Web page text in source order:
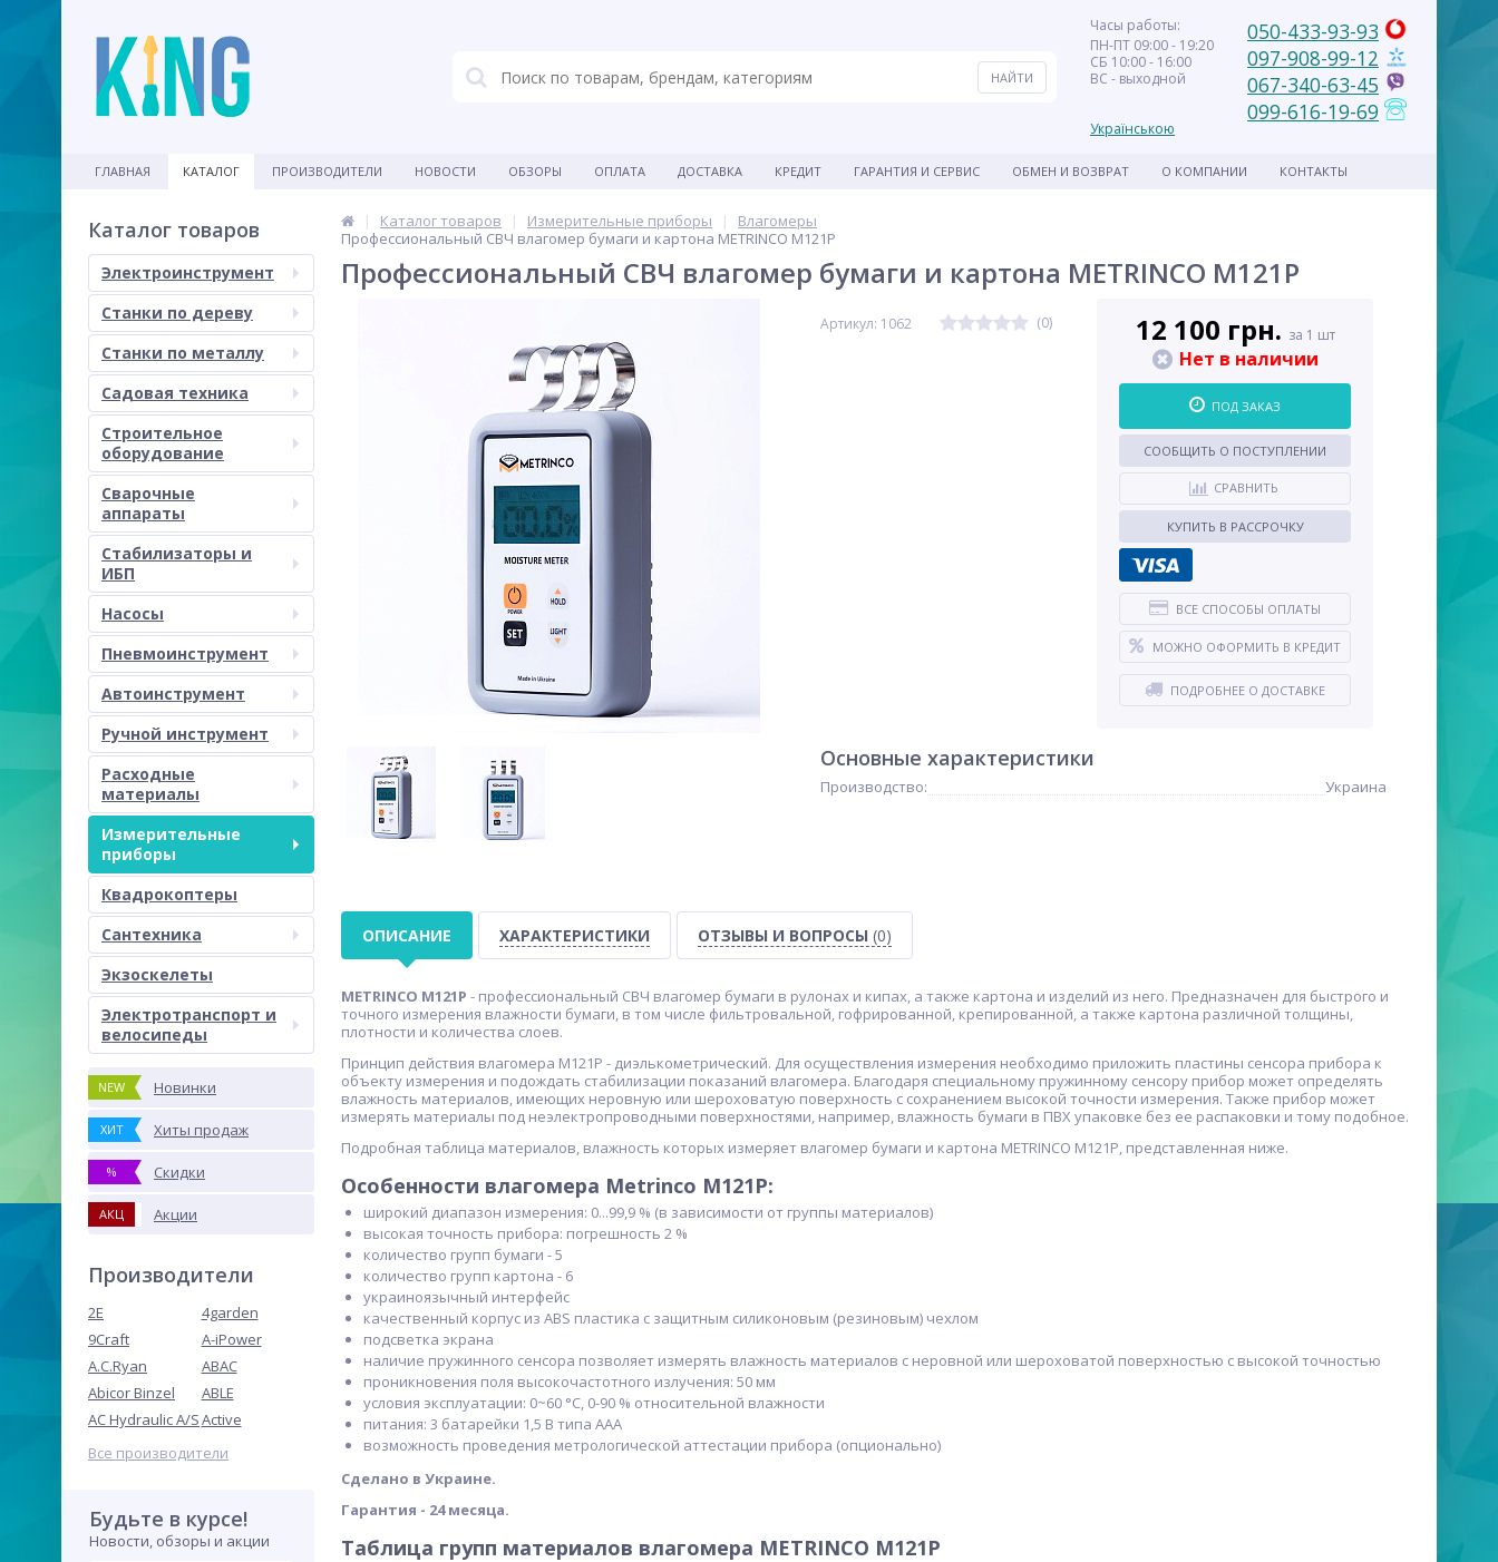
Часы работы:
ПН-ПТ 09:00 - 19:20
СБ 10:00 - 16:00
ВС - выходной
Українською
050-433-93-93
097-908-99-12
067-340-63-45
099-616-19-69
ГЛАВНАЯ КАТАЛОГ ПРОИЗВОДИТЕЛИ НОВОСТИ ОБЗОРЫ ОПЛАТА ДОСТАВКА КРЕДИТ ГАРАНТИЯ И СЕРВИС ОБМЕН И ВОЗВРАТ О КОМПАНИИ КОНТАКТЫ
Каталог товаров
Электроинструмент
Станки по дереву
Станки по металлу
Садовая техника
Строительное
оборудование
Сварочные
аппараты
Стабилизаторы и
ИБП
Насосы
Пневмоинструмент
Автоинструмент
Ручной инструмент
Расходные
материалы
Измерительные
приборы
Квадрокоптеры
Сантехника
Экзоскелеты
Электротранспорт и
велосипеды
NEW Новинки
ХИТ Хиты продаж
% Скидки
АКЦ Акции
Производители
2E
4garden
9Craft
A-iPower
A.C.Ryan
ABAC
Abicor Binzel
ABLE
AC Hydraulic A/SActive
Все производители
Будьте в курсе!
Новости, обзоры и акции
Каталог товаров Измерительные приборы
Влагомеры
Профессиональный СВЧ влагомер бумаги и картона METRINCO M121P
Профессиональный СВЧ влагомер бумаги и картона METRINCO M121P
Артикул: 1062 (0) 12 100 грн. за 1 шт
Нет в наличии
ПОД ЗАКАЗ
СООБЩИТЬ О ПОСТУПЛЕНИИ
СРАВНИТЬ
КУПИТЬ В РАССРОЧКУ
ВСЕ СПОСОБЫ ОПЛАТЫ
МОЖНО ОФОРМИТЬ В КРЕДИТ
ПОДРОБНЕЕ О ДОСТАВКЕ
Основные характеристики
Производство: Украина
ОПИСАНИЕ ХАРАКТЕРИСТИКИ ОТЗЫВЫ И ВОПРОСЫ (0)
METRINCO M121P - профессиональный СВЧ влагомер бумаги в рулонах и кипах, а также картона и изделий из него. Предназначен для быстрого и
точного измерения влажности бумаги, в том числе фильтровальной, гофрированной, крепированной, а также картона различной толщины,
плотности и количества слоев.
Принцип действия влагомера M121P - диэлькометрический. Для осуществления измерения необходимо приложить пластины сенсора прибора к
объекту измерения и подождать стабилизации показаний влагомера. Благодаря специальному пружинному сенсору прибор может определять
влажность материалов, имеющих неровную или шероховатую поверхность с сохранением высокой точности измерения. Также прибор может
измерять материалы под неэлектропроводными поверхностями, например, влажность бумаги в ПВХ упаковке без ее распаковки и тому подобное.
Подробная таблица материалов, влажность которых измеряет влагомер бумаги и картона METRINCO M121Р, представленная ниже.
Особенности влагомера Metrinco M121P:
широкий диапазон измерения: 0...99,9 % (в зависимости от группы материалов)
высокая точность прибора: погрешность 2 %
количество групп бумаги - 5
количество групп картона - 6
украиноязычный интерфейс
качественный корпус из ABS пластика с защитным силиконовым (резиновым) чехлом
подсветка экрана
наличие пружинного сенсора позволяет измерять влажность материалов с неровной или шероховатой поверхностью с высокой точностью
проникновения поля высокочастотного излучения: 50 мм
условия эксплуатации: 0~60 °C, 0-90 % относительной влажности
питания: 3 батарейки 1,5 В типа AAA
возможность проведения метрологической аттестации прибора (опционально)
Сделано в Украине.
Гарантия - 24 месяца.
Таблица групп материалов влагомера METRINCO M121Р